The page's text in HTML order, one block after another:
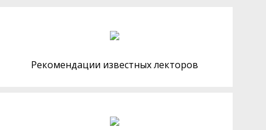
Рекомендации известных лекторов